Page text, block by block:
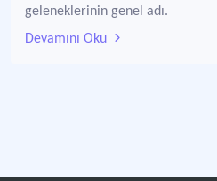
geleneklerinin genel adı.
Devamını Oku